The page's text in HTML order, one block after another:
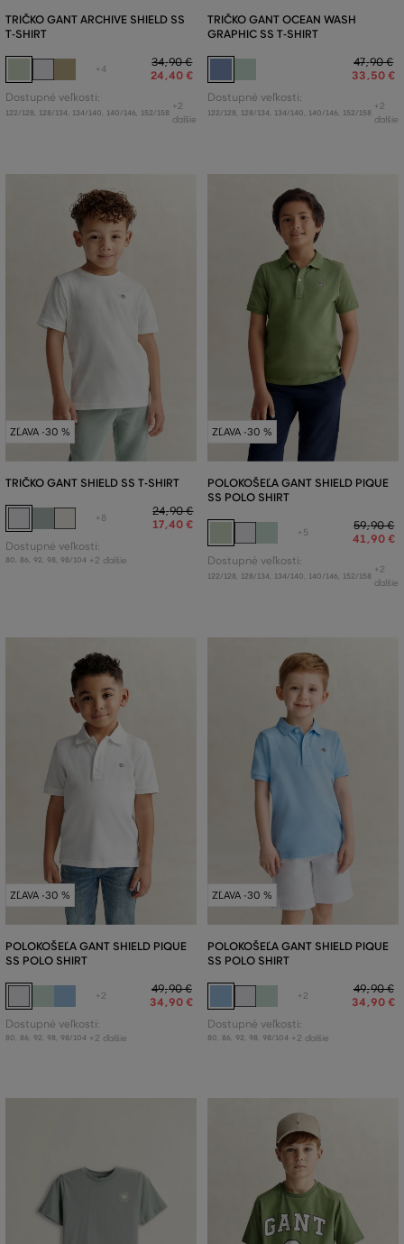
TRIČKO GANT ARCHIVE SHIELD SS
T-SHIRT
+4
34,90 €
24,40 €
Dostupné veľkosti:
122/128 128/134 134/140 140/146 152/158
+2
ďalšie
TRIČKO GANT OCEAN WASH
GRAPHIC SS T-SHIRT
47,90 €
33,50 €
Dostupné veľkosti:
122/128 128/134 134/140 140/146 152/158
+2
ďalšie
ZĽAVA -30 %
TRIČKO GANT SHIELD SS T-SHIRT
+8
24,90 €
17,40 €
Dostupné veľkosti:
80 86 92 98 98/104 +2 ďalšie
ZĽAVA -30 %
POLOKOŠEĽA GANT SHIELD PIQUE
SS POLO SHIRT
+5
59,90 €
41,90 €
Dostupné veľkosti:
122/128 128/134 134/140 140/146 152/158
+2
ďalšie
ZĽAVA -30 %
POLOKOŠEĽA GANT SHIELD PIQUE
SS POLO SHIRT
+2
49,90 €
34,90 €
Dostupné veľkosti:
80 86 92 98 98/104 +2 ďalšie
ZĽAVA -30 %
POLOKOŠEĽA GANT SHIELD PIQUE
SS POLO SHIRT
+2
49,90 €
34,90 €
Dostupné veľkosti:
80 86 92 98 98/104 +2 ďalšie